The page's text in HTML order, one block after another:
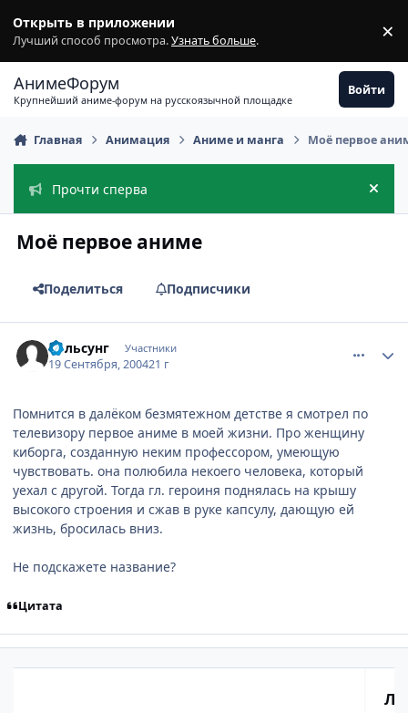
Открыть в приложении
Лучший способ просмотра.Узнать больше. ×
АнимеФорум
Крупнейший аниме-форум на русскоязычной площадке
Войти
Главная Анимация Аниме и манга Моё первое
Прочти сперва
Моё первое аниме
Поделиться Подписчики
Вольсунг Участники
19 Сентября, 200421 г
Помнится в далёком безмятежном детстве я смотрел по
телевизору первое аниме в моей жизни. Про женщину
киборга, созданную неким профессором, умеющую
чувствовать. она полюбила некоего человека, который
уехал с другой. Тогда гл. героиня поднялась на крышу
высокого строения и сжав в руке капсулу, дающую ей
жизнь, бросилась вниз.
Не подскажете название?
Цитата